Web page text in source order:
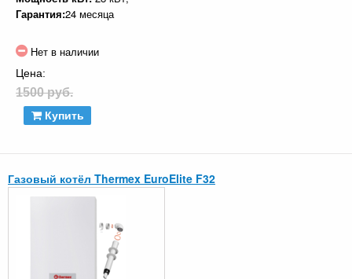
Гарантия:24 месяца
Нет в наличии
Цена:
1500 руб.
Купить
Газовый котёл Thermex EuroElite F32